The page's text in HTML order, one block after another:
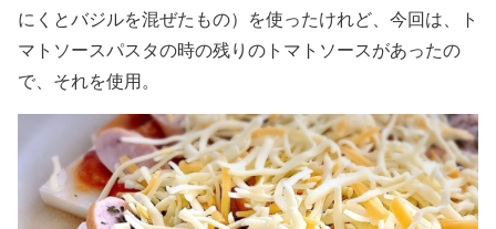
にくとバジルを混ぜたもの）を使ったけれど、今回は、ト
マトソースパスタの時の残りのトマトソースがあったの
で、それを使用。